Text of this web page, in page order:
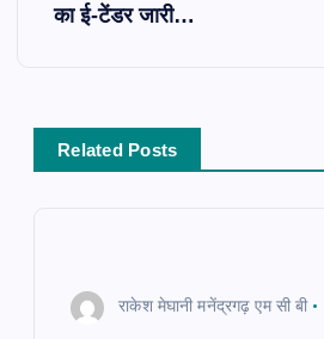
v
का ई-टेंडर जारी…
Related Posts
राकेश मेघानी मनेंद्रगढ़ एम सी बी